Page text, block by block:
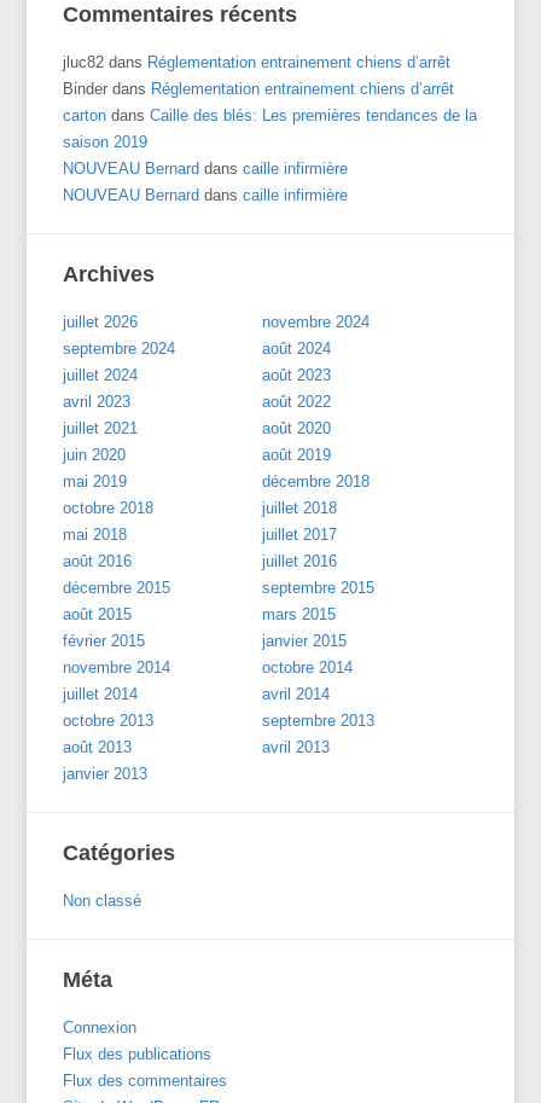
Commentaires récents
jluc82 dans Réglementation entrainement chiens d’arrêt
Binder dans Réglementation entrainement chiens d’arrêt
carton dansCaille des blés: Les premières tendances de la
saison 2019
NOUVEAU Bernard danscaille infirmière
NOUVEAU Bernard danscaille infirmière
Archives
juillet 2026
novembre 2024
septembre 2024
août 2024
juillet 2024
août 2023
avril 2023
août 2022
juillet 2021
août 2020
juin 2020
août 2019
mai 2019
décembre 2018
octobre 2018
juillet 2018
mai 2018
juillet 2017
août 2016
juillet 2016
décembre 2015
septembre 2015
août 2015
mars 2015
février 2015
janvier 2015
novembre 2014
octobre 2014
juillet 2014
avril 2014
octobre 2013
septembre 2013
août 2013
avril 2013
janvier 2013
Catégories
Non classé
Méta
Connexion
Flux des publications
Flux des commentaires